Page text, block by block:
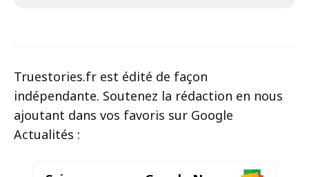
Truestories.fr est édité de façon
indépendante. Soutenez la rédaction en nous
ajoutant dans vos favoris sur Google
Actualités :